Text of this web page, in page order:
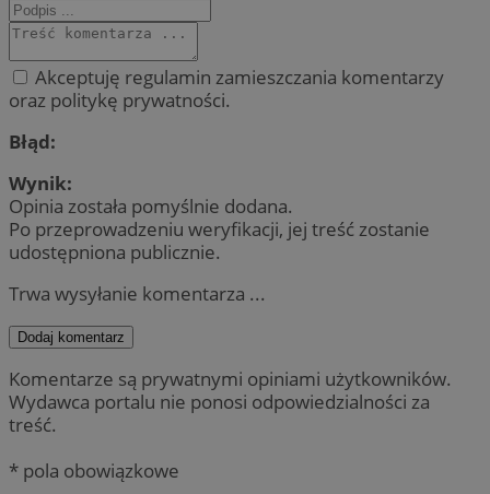
Akceptuję regulamin zamieszczania komentarzy
oraz politykę prywatności.
Błąd:
Wynik:
Opinia została pomyślnie dodana.
Po przeprowadzeniu weryfikacji, jej treść zostanie
udostępniona publicznie.
Trwa wysyłanie komentarza ...
Dodaj komentarz
Komentarze są prywatnymi opiniami użytkowników.
Wydawca portalu nie ponosi odpowiedzialności za
treść.
* pola obowiązkowe